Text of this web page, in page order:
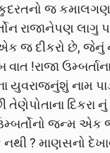
જ
રાજાનેપણ લાગુ
જ દીકરો છે, જેનું
!રાજા
યુવરાજનુંશું નામ
તેણેપોતાના
જન્મ એક
? માણસનો